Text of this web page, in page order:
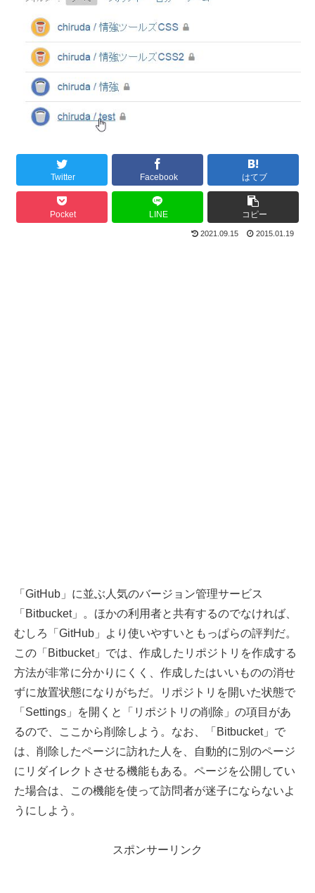
Twitter Facebook はてブ
Pocket LINE コピー
2021.09.15 2015.01.19
「GitHub」に並ぶ人気のバージョン管理サービス
「Bitbucket」。ほかの利用者と共有するのでなければ、
むしろ「GitHub」より使いやすいともっぱらの評判だ。
この「Bitbucket」では、作成したリポジトリを作成する
方法が非常に分かりにくく、作成したはいいものの消せ
ずに放置状態になりがちだ。リポジトリを開いた状態で
「Settings」を開くと「リポジトリの削除」の項目があ
るので、ここから削除しよう。なお、「Bitbucket」で
は、削除したページに訪れた人を、自動的に別のページ
にリダイレクトさせる機能もある。ページを公開してい
た場合は、この機能を使って訪問者が迷子にならないよ
うにしよう。
スポンサーリンク